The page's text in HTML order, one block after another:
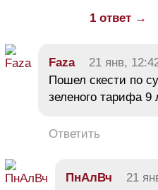
1 ответ →
Faza 21 янв,
Пошел скести по
зеленого тарифа 9
Ответить
ПнАлВч 21